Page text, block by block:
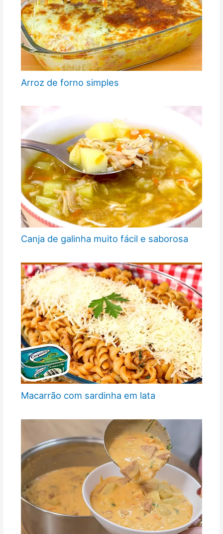
Arroz de forno simples
Canja de galinha muito fácil e saborosa
Macarrão com sardinha em lata